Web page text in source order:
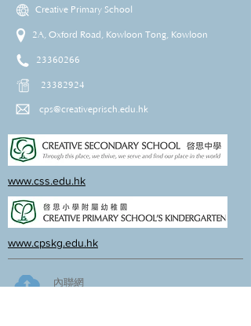
Creative Primary School
2A, Oxford Road, Kowloon Tong, Kowloon
23360266
23382924
cps@creativeprisch.edu.hk
www.css.edu.hk
www.cpskg.edu.hk
內聯網